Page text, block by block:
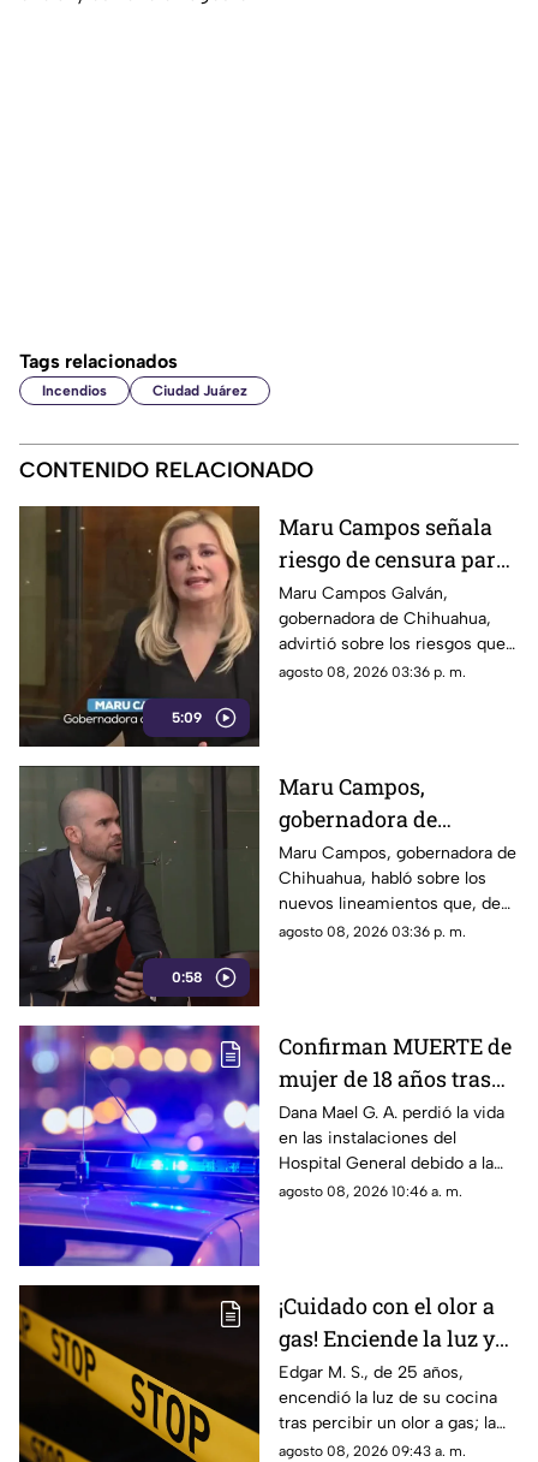
Tags relacionados
Incendios Ciudad Juárez
CONTENIDO RELACIONADO
5:09
Maru Campos señala
riesgo de censura para
medios y periodistas
ante nuevos
lineamientos de
audiencias
Maru Campos Galván,
gobernadora de Chihuahua,
advirtió sobre los riesgos que
podrían representar los nuevos
utilizarse para sancionar a
medios y periodistas críticos.
agosto 08, 2026 03:36 p. m.
0:58
Maru Campos,
gobernadora de
Chihuahua, advierte
riesgo para la libertad
de expresión
Maru Campos, gobernadora de
Chihuahua, habló sobre los
nuevos lineamientos que, de
acuerdo con su postura,
Gobierno Federal.
agosto 08, 2026 03:36 p. m.
Confirman MUERTE de
mujer de 18 años tras
ser atropellada en
Ciudad Juárez
Dana Mael G. A. perdió la vida
en las instalaciones del
Hospital General debido a la
gravedad de las lesiones
agosto 08, 2026 10:46 a. m.
¡Cuidado con el olor a
gas! Enciende la luz y
genera explosión en
vivienda de Ciudad
Juárez
Edgar M. S., de 25 años,
encendió la luz de su cocina
tras percibir un olor a gas; la
chispante detonación le
agosto 08, 2026 09:43 a. m.